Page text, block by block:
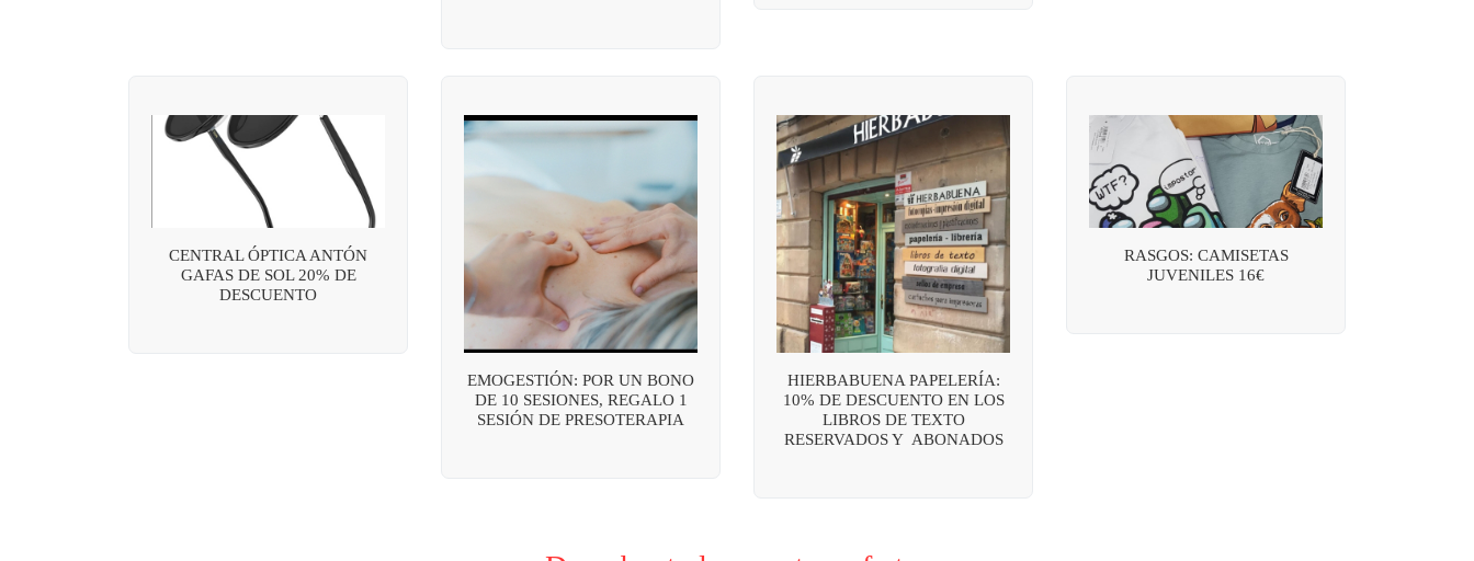
CENTRAL ÓPTICA ANTÓN
GAFAS DE SOL 20% DE
DESCUENTO
EMOGESTIÓN: POR UN BONO
DE 10 SESIONES, REGALO 1
SESIÓN DE PRESOTERAPIA
HIERBABUENA PAPELERÍA:
10% DE DESCUENTO EN LOS
LIBROS DE TEXTO
RESERVADOS Y ABONADOS
RASGOS: CAMISETAS
JUVENILES 16€